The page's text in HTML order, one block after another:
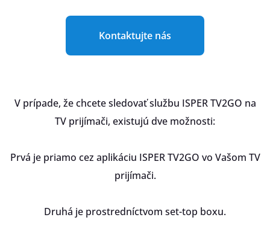
Kontaktujte nás
V prípade, že chcete sledovať službu ISPER TV2GO na
TV prijímači, existujú dve možnosti:
Prvá je priamo cez aplikáciu ISPER TV2GO vo Vašom TV
prijímači.
Druhá je prostredníctvom set-top boxu.